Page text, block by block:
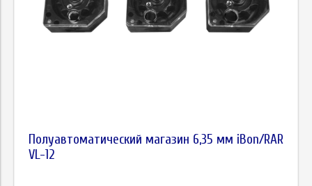
Полуавтоматический магазин 6,35 мм iBon/RAR
VL-12